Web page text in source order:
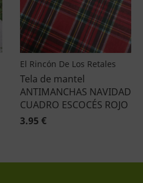
El Rincón De Los Retales
Tela de mantel
ANTIMANCHAS NAVIDAD
CUADRO ESCOCÉS ROJO
3.95 €